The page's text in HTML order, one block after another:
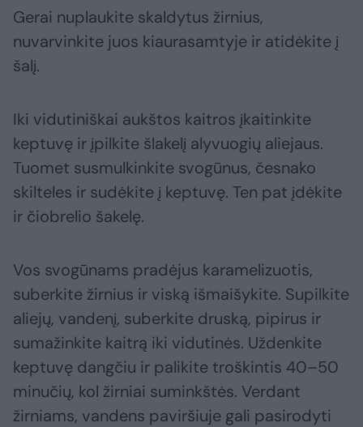
Gerai nuplaukite skaldytus žirnius,
nuvarvinkite juos kiaurasamtyje ir atidėkite į
šalį.
Iki vidutiniškai aukštos kaitros įkaitinkite
keptuvę ir įpilkite šlakelį alyvuogių aliejaus.
Tuomet susmulkinkite svogūnus, česnako
skilteles ir sudėkite į keptuvę. Ten pat įdėkite
ir čiobrelio šakelę.
Vos svogūnams pradėjus karamelizuotis,
suberkite žirnius ir viską išmaišykite. Supilkite
aliejų, vandenį, suberkite druską, pipirus ir
sumažinkite kaitrą iki vidutinės. Uždenkite
keptuvę dangčiu ir palikite troškintis 40–50
minučių, kol žirniai suminkštės. Verdant
žirniams, vandens paviršiuje gali pasirodyti